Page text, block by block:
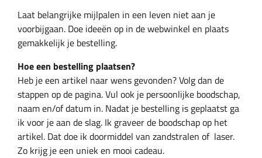
Laat belangrijke mijlpalen in een leven niet aan je
voorbijgaan. Doe ideeën op in de webwinkel en plaats
gemakkelijk je bestelling.
Hoe een bestelling plaatsen?
Heb je een artikel naar wens gevonden? Volg dan de
stappen op de pagina. Vul ook je persoonlijke boodschap,
naam en/of datum in. Nadat je bestelling is geplaatst ga
ik voor je aan de slag. Ik graveer de boodschap op het
artikel. Dat doe ik doormiddel van zandstralen of laser.
Zo krijg je een uniek en mooi cadeau.